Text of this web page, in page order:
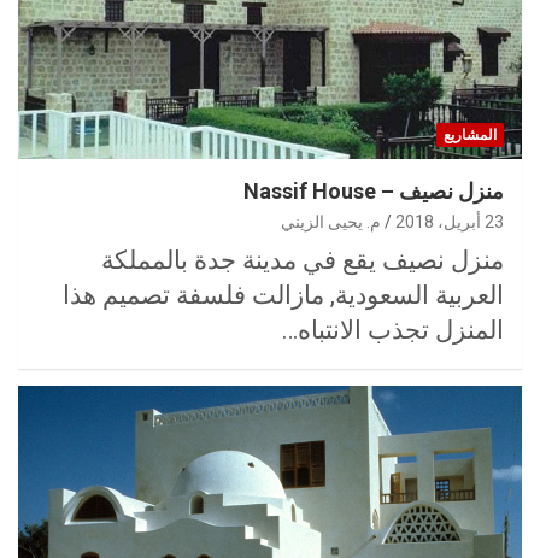
المشاريع
منزل نصيف – Nassif House
23 أبريل، 2018 م. يحيى الزيني
منزل نصيف يقع في مدينة جدة بالمملكة
العربية السعودية, مازالت فلسفة تصميم هذا
المنزل تجذب الانتباه…